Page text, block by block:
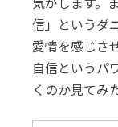
信」というダ
愛情を感じさ
自信というパ
くのか見てみ